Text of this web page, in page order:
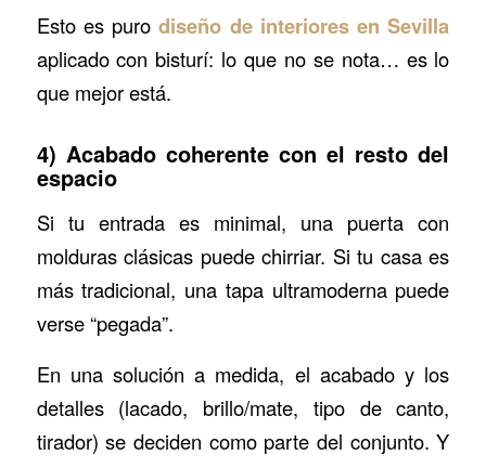
Esto es purodiseño de interiores en Sevilla
aplicado con bisturí: lo que no se nota… es lo
que mejor está.
4) Acabado coherente con el resto del
espacio
Si tu entrada es minimal, una puerta con
molduras clásicas puede chirriar. Si tu casa es
más tradicional, una tapa ultramoderna puede
verse “pegada”.
En una solución a medida, el acabado y los
detalles (lacado, brillo/mate, tipo de canto,
tirador) se deciden como parte del conjunto. Y